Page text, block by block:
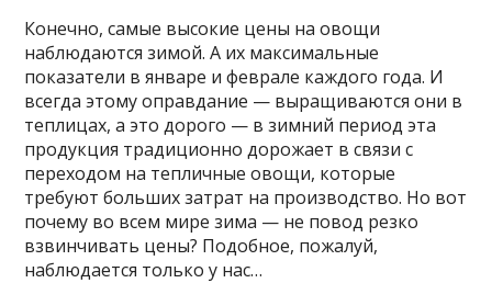
Конечно, самые высокие цены на овощи
наблюдаются зимой. А их максимальные
показатели в январе и феврале каждого года. И
всегда этому оправдание — выращиваются они в
теплицах, а это дорого — в зимний период эта
продукция традиционно дорожает в связи с
переходом на тепличные овощи, которые
требуют больших затрат на производство. Но вот
почему во всем мире зима — не повод резко
взвинчивать цены? Подобное, пожалуй,
наблюдается только у нас…